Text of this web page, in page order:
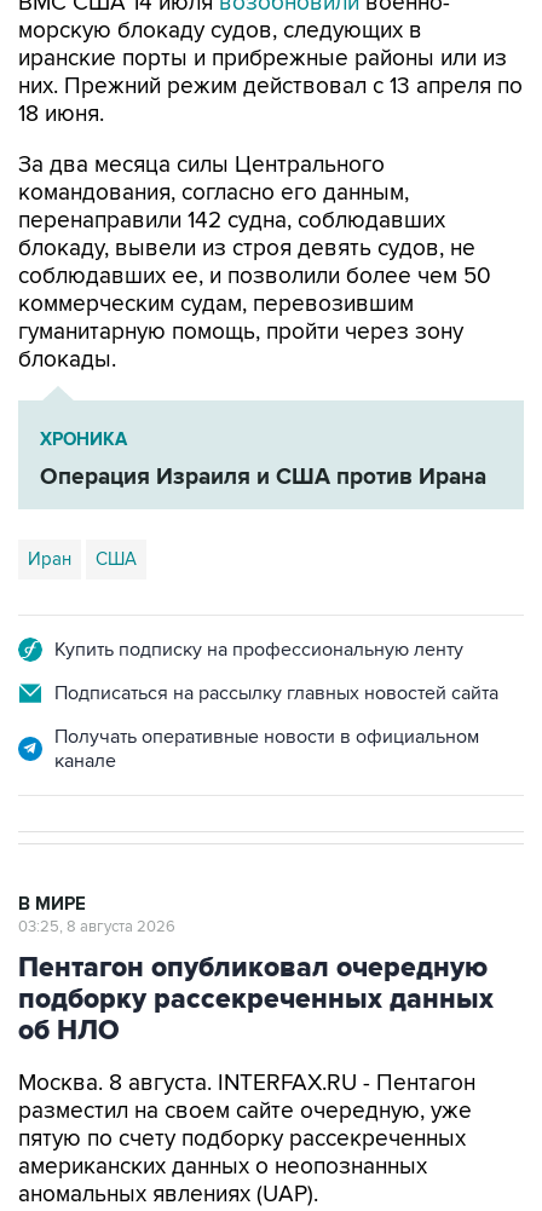
морскую блокаду судов, следующих в
иранские порты и прибрежные районы или из
них. Прежний режим действовал с 13 апреля по
18 июня.
За два месяца силы Центрального
командования, согласно его данным,
перенаправили 142 судна, соблюдавших
блокаду, вывели из строя девять судов, не
соблюдавших ее, и позволили более чем 50
коммерческим судам, перевозившим
гуманитарную помощь, пройти через зону
блокады.
ХРОНИКА
Операция Израиля и США против Ирана
Иран США
Купить подписку на профессиональную ленту
Подписаться на рассылку главных новостей сайта
Получать оперативные новости в официальном
канале
В МИРЕ
03:25, 8 августа 2026
Пентагон опубликовал очередную
подборку рассекреченных данных
об НЛО
Москва. 8 августа. INTERFAX.RU - Пентагон
разместил на своем сайте очередную, уже
пятую по счету подборку рассекреченных
американских данных о неопознанных
аномальных явлениях (UAP).